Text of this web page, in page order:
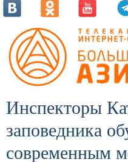
Инспекторы
заповедника
современным